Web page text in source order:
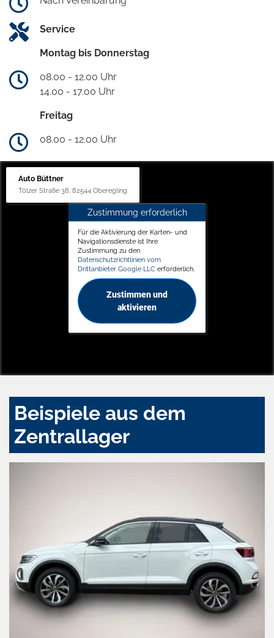
Service
Montag bis Donnerstag
08.00 - 12.00 Uhr
14.00 - 17.00 Uhr
Freitag
08.00 - 12.00 Uhr
Auto Büttner
Tölzer Straße 38, 82544 Oberegling
Zustimmung erforderlich
Für die Aktivierung der Karten- und
Navigationsdienste ist Ihre
Zustimmung zu den
Datenschutzrichtlinien vom
Drittanbieter Google LLC erforderlich.
Zustimmen und
aktivieren
Beispiele aus dem
Zentrallager